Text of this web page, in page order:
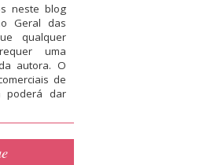
neste blog
Geral das
qualquer
uma
autora. O
de
poderá dar